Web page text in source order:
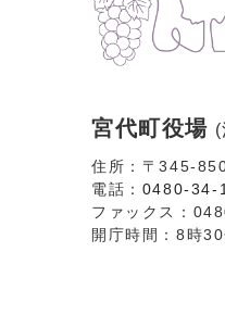
宮代町役場
住所：〒345-
電話： 0480-34-
ファックス：
開庁時間：8時